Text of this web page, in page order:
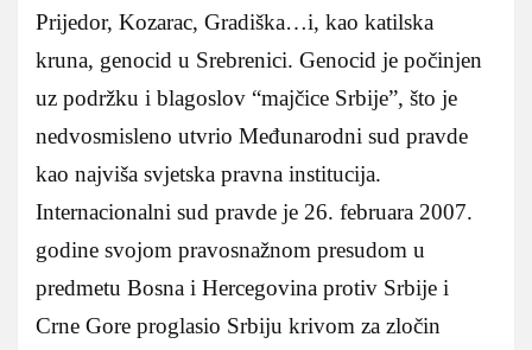
Prijedor, Kozarac, Gradiška…i, kao katilska
kruna, genocid u Srebrenici. Genocid je počinjen
uz podržku i blagoslov “majčice Srbije”, što je
nedvosmisleno utvrio Međunarodni sud pravde
kao najviša svjetska pravna institucija.
Internacionalni sud pravde je 26. februara 2007.
godine svojom pravosnažnom presudom u
predmetu Bosna i Hercegovina protiv Srbije i
Crne Gore proglasio Srbiju krivom za zločin